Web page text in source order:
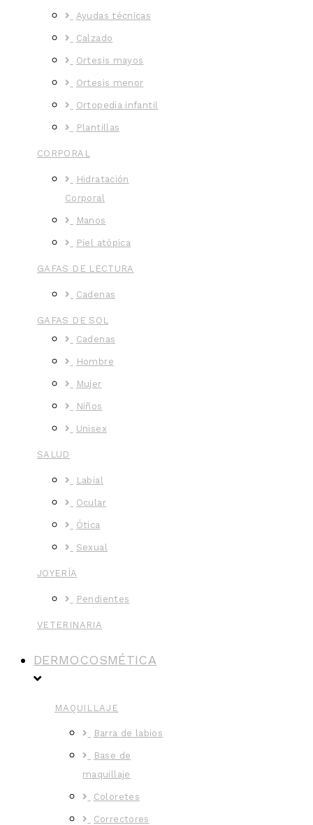
Ayudas técnicas
Calzado
Ortesis mayos
Ortesis menor
Ortopedia infantil
Plantillas
CORPORAL
Hidratación
Corporal
Manos
Piel atópica
GAFAS DE LECTURA
Cadenas
GAFAS DE SOL
Cadenas
Hombre
Mujer
Niños
Unisex
SALUD
Labial
Ocular
Ótica
Sexual
JOYERÍA
Pendientes
VETERINARIA
DERMOCOSMÉTICA
MAQUILLAJE
Barra de labios
Base de
maquillaje
Coloretes
Correctores